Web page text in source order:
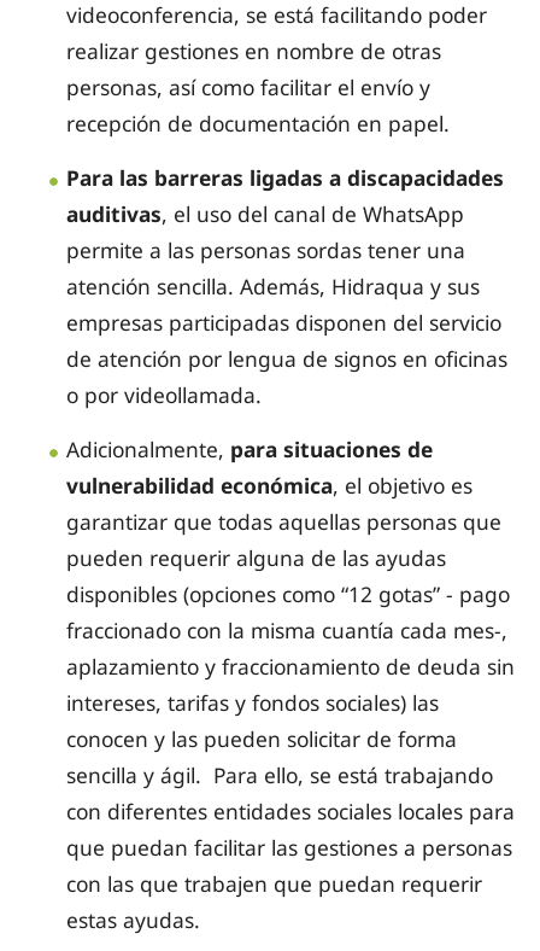
videoconferencia, se está facilitando poder
realizar gestiones en nombre de otras
personas, así como facilitar el envío y
recepción de documentación en papel.
Para las barreras ligadas a discapacidades
auditivas, el uso del canal de WhatsApp
permite a las personas sordas tener una
atención sencilla. Además, Hidraqua y sus
empresas participadas disponen del servicio
de atención por lengua de signos en oficinas
o por videollamada.
Adicionalmente, para situaciones de
vulnerabilidad económica, el objetivo es
garantizar que todas aquellas personas que
pueden requerir alguna de las ayudas
disponibles (opciones como “12 gotas” - pago
fraccionado con la misma cuantía cada mes-,
aplazamiento y fraccionamiento de deuda sin
intereses, tarifas y fondos sociales) las
conocen y las pueden solicitar de forma
sencilla y ágil. Para ello, se está trabajando
con diferentes entidades sociales locales para
que puedan facilitar las gestiones a personas
con las que trabajen que puedan requerir
estas ayudas.